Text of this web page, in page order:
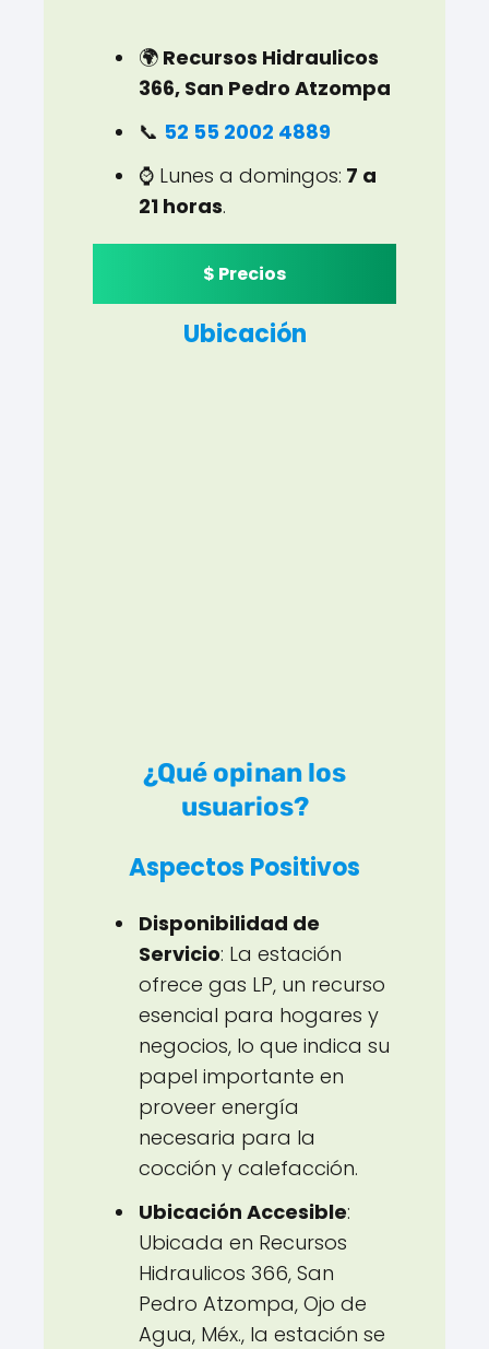
🌍 Recursos Hidraulicos
366, San Pedro Atzompa
📞 52 55 2002 4889
⌚ Lunes a domingos: 7 a
21 horas.
$ Precios
Ubicación
¿Qué opinan los
usuarios?
Aspectos Positivos
Disponibilidad de
Servicio: La estación
ofrece gas LP, un recurso
esencial para hogares y
negocios, lo que indica su
papel importante en
proveer energía
necesaria para la
cocción y calefacción.
Ubicación Accesible:
Ubicada en Recursos
Hidraulicos 366, San
Pedro Atzompa, Ojo de
Agua, Méx., la estación se